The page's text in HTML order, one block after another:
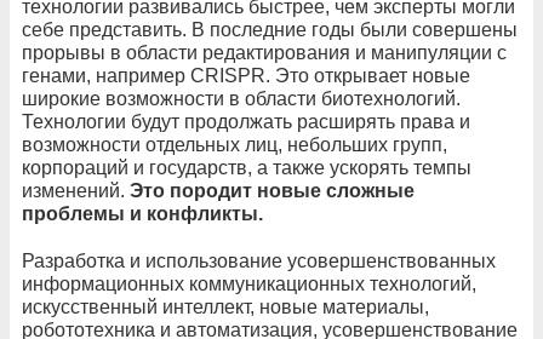
технологии развивались быстрее, чем эксперты могли
себе представить. В последние годы были совершены
прорывы в области редактирования и манипуляции с
генами, например CRISPR. Это открывает новые
широкие возможности в области биотехнологий.
Технологии будут продолжать расширять права и
возможности отдельных лиц, небольших групп,
корпораций и государств, а также ускорять темпы
изменений. Это породит новые сложные
проблемы и конфликты.
Разработка и использование усовершенствованных
информационных коммуникационных технологий,
искусственный интеллект, новые материалы,
робототехника и автоматизация, усовершенствование